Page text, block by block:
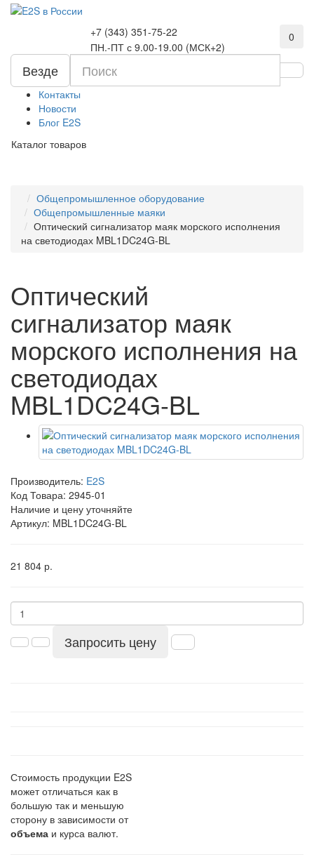
+7 (343) 351-75-22
ПН.-ПТ с 9.00-19.00 (МСК+2)
0
Везде
Контакты
Новости
Блог E2S
Каталог товаров
Общепромышленное оборудование
Общепромышленные маяки
Оптический сигнализатор маяк морского исполнения
на светодиодах MBL1DC24G-BL
Оптический
сигнализатор маяк
морского исполнения на
светодиодах
MBL1DC24G-BL
Производитель: E2S
Код Товара: 2945-01
Наличие и цену уточняйте
Артикул: MBL1DC24G-BL
21 804 р.
Запросить цену
Стоимость продукции E2S
может отличаться как в
большую так и меньшую
сторону в зависимости от
объема и курса валют.